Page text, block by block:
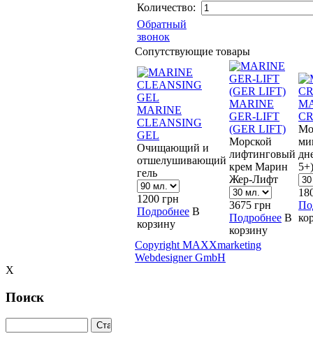
Количество:
Обратный
звонок
Сопутствующие товары
MARINE
CLEANSING
GEL
Очищающий и
отшелушивающий
гель
1200 грн
Подробнее В
корзину
MARINE
GER-LIFT
(GER LIFT)
Морской
лифтинговый
крем Марин
Жер-Лифт
3675 грн
Подробнее В
корзину
5+)
Copyright MAXXmarketing
Webdesigner GmbH
X
Поиск